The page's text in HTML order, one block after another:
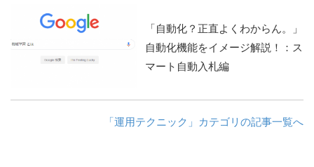
「自動化？正直よくわからん。」
自動化機能をイメージ解説！：ス
マート自動入札編
「運用テクニック」カテゴリの記事一覧へ